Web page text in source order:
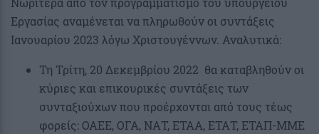
Εργασίας αναμένεται να πληρωθούν οι συντάξεις
Ιανουαρίου 2023 λόγω Χριστουγέννων. Αναλυτικά:
Τη Τρίτη, 20 Δεκεμβρίου 2022 θα καταβληθούν οι
κύριες και επικουρικές συντάξεις των
συνταξιούχων που προέρχονται από τους τέως
φορείς: ΟΑΕΕ, ΟΓΑ, ΝΑΤ, ΕΤΑΑ, ΕΤΑΤ, ΕΤΑΠ-ΜΜΕ